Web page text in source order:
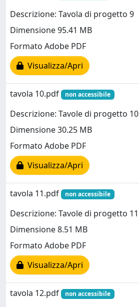
Descrizione: Tavola di progetto 9
Dimensione 95.41 MB
Formato Adobe PDF
Visualizza/Apri
tavola 10.pdf non accessibile
Descrizione: Tavole di progetto 10
Dimensione 30.25 MB
Formato Adobe PDF
Visualizza/Apri
tavola 11.pdf non accessibile
Descrizione: Tavole di progetto 11
Dimensione 8.51 MB
Formato Adobe PDF
Visualizza/Apri
tavola 12.pdf non accessibile